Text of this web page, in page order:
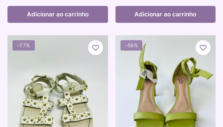
Adicionar ao carrinho Adicionar ao carrinho
-77% -59%